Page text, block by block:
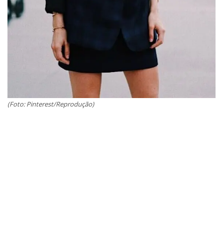
(Foto: Pinterest/Reprodução)